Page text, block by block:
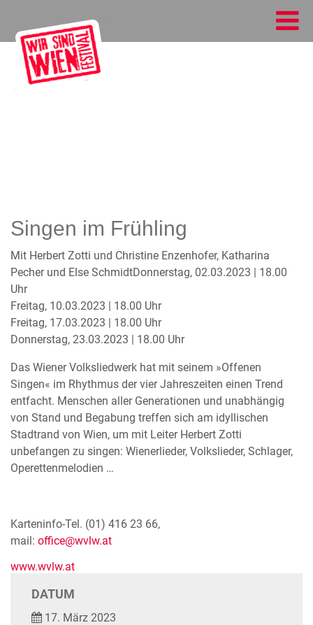
Singen im Frühling
Mit Herbert Zotti und Christine Enzenhofer, Katharina
Pecher und Else SchmidtDonnerstag, 02.03.2023 | 18.00
Uhr
Freitag, 10.03.2023 | 18.00 Uhr
Freitag, 17.03.2023 | 18.00 Uhr
Donnerstag, 23.03.2023 | 18.00 Uhr
Das Wiener Volksliedwerk hat mit seinem »Offenen
Singen« im Rhythmus der vier Jahreszeiten einen Trend
entfacht. Menschen aller Generationen und unabhängig
von Stand und Begabung treffen sich am idyllischen
Stadtrand von Wien, um mit Leiter Herbert Zotti
unbefangen zu singen: Wienerlieder, Volkslieder, Schlager,
Operettenmelodien …
Karteninfo-Tel. (01) 416 23 66,
mail: office@wvlw.at
www.wvlw.at
DATUM
17. März 2023